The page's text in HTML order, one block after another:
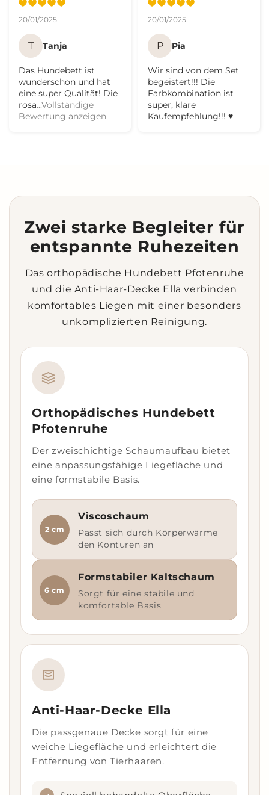
20/01/2025
T Tanja
Das Hundebett ist
wunderschön und hat
eine super Qualität! Die
rosa...Vollständige
Bewertung anzeigen
20/01/2025
P Pia
Wir sind von dem Set
begeistert!!! Die
Farbkombination ist
super, klare
Kaufempfehlung!!! ♥️
Zwei starke Begleiter für
entspannte Ruhezeiten
Das orthopädische Hundebett Pfotenruhe
und die Anti-Haar-Decke Ella verbinden
komfortables Liegen mit einer besonders
unkomplizierten Reinigung.
Orthopädisches Hundebett
Pfotenruhe
Der zweischichtige Schaumaufbau bietet
eine anpassungsfähige Liegefläche und
eine formstabile Basis.
2 cm
Viscoschaum
Passt sich durch Körperwärme
den Konturen an
6 cm
Formstabiler Kaltschaum
Sorgt für eine stabile und
komfortable Basis
Anti-Haar-Decke Ella
Die passgenaue Decke sorgt für eine
weiche Liegefläche und erleichtert die
Entfernung von Tierhaaren.